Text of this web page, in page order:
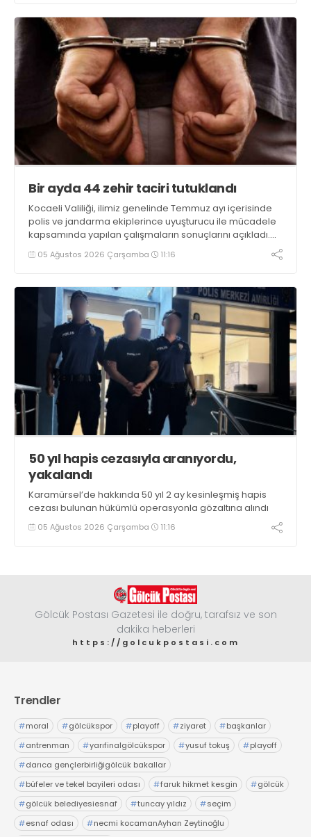
Bir ayda 44 zehir taciri tutuklandı
Kocaeli Valiliği, ilimiz genelinde Temmuz ayı içerisinde
polis ve jandarma ekiplerince uyuşturucu ile mücadele
kapsamında yapılan çalışmaların sonuçlarını açıkladı.
Çalışmalar sonucunda uyuşturucu ve uyarıcı madde
kullanan, ticaretini ve sevkiyatını yapan 44 şahıs
05 Ağustos 2026 Çarşamba 11:16
50 yıl hapis cezasıyla aranıyordu,
yakalandı
Karamürsel’de hakkında 50 yıl 2 ay kesinleşmiş hapis
cezası bulunan hükümlü operasyonla gözaltına alındı
05 Ağustos 2026 Çarşamba 11:16
Gölcük Postası Gazetesi ile doğru, tarafsız ve son
dakika heberleri
https://golcukpostasi.com
Trendler
#moral #gölcükspor #playoff #ziyaret #başkanlar
#antrenman #yarıfinalgölcükspor #yusuf tokuş #playoff
#darıca gençlerbirliğigölcük bakallar
#büfeler ve tekel bayileri odası #faruk hikmet kesgin #gölcük
#gölcük belediyesiesnaf #tuncay yıldız #seçim
#esnaf odası #necmi kocamanAyhan Zeytinoğlu